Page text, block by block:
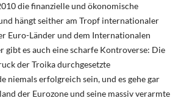
die finanzielle und ökonomische
hängt seither am Tropf internationaler
Euro-Länder und dem Internationalen
gibt es auch eine scharfe Kontroverse: Die
der Troika durchgesetzte
niemals erfolgreich sein, und es gehe gar
der Eurozone und seine massiv verarmte